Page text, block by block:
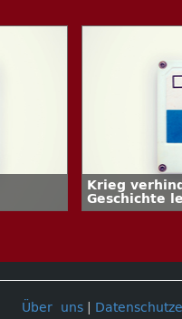
Krieg
Geschichte
Über uns